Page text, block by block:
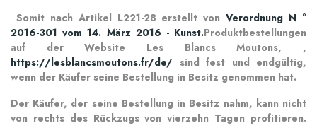
Somit nach Artikel L221-28 erstellt vonVerordnung N °
2016-301 vom 14. März 2016 - Kunst.Produktbestellungen
auf der Website Les Blancs Moutons, ,
https://lesblancsmoutons.fr/de/ sind fest und endgültig,
wenn der Käufer seine Bestellung in Besitz genommen hat.
Der Käufer, der seine Bestellung in Besitz nahm, kann nicht
von rechts des Rückzugs von vierzehn Tagen profitieren.